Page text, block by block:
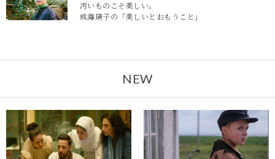
汚いものこそ美しい。
成海璃子の「美しいとおもうこと」
NEW